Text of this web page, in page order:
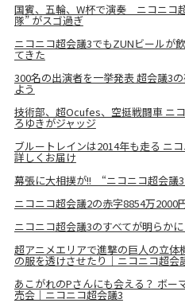
国賓、五輪、W杯で演奏 ニコニコ
隊” がスゴ過ぎ
ニコニコ超会議3でもZUNビールが
てきた
300名の出演者を一挙発表 超会議3
よう
技術部、超Ocufes、空挺戦闘車 ニ
ろゆきがジャッジ
ブルートレインは2014年も走る ニ
詳しくお届け
幕張に大相撲が!! “ニコニコ超会議
ニコニコ超会議2の赤字8854万2000
ニコニコ超会議3のすべてが明らか
超アニメエリアで進撃の巨人の立
の服を透けさせたり｜ニコニコ超会
あこがれのPさんにも会える？ ボー
売会｜ニコニコ超会議3